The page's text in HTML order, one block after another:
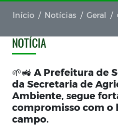
Início Notícias Geral
NOTÍCIA
🌱🚜 A Prefeitura de
da Secretaria de
Ambiente, segue
compromisso com o
campo.